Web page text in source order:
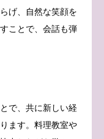
げ、自然な笑顔を
ことで、会話も弾
で、共に新しい経
ます。料理教室や